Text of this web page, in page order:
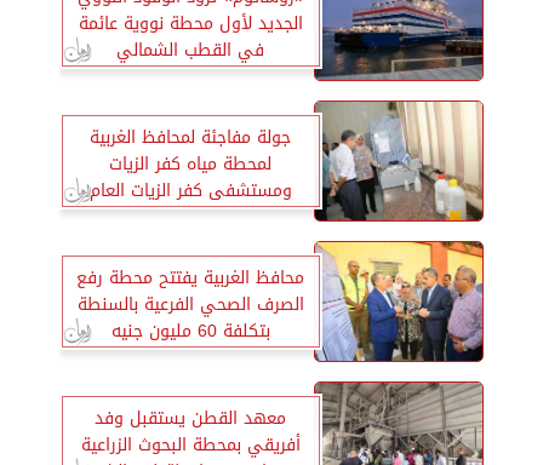
الجديد لأول محطة نووية عائمة
في القطب الشمالي
جولة مفاجئة لمحافظ الغربية
لمحطة مياه كفر الزيات
ومستشفى كفر الزيات العام
محافظ الغربية يفتتح محطة رفع
الصرف الصحي الفرعية بالسنطة
بتكلفة 60 مليون جنيه
معهد القطن يستقبل وفد
أفريقي بمحطة البحوث الزراعية